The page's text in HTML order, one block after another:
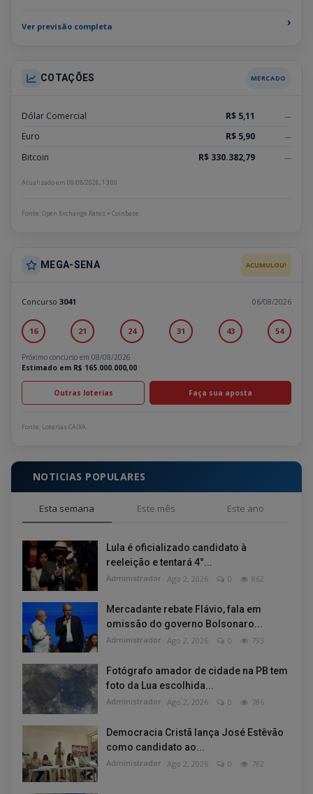
Ver previsão completa ›
COTAÇÕES MERCADO
Dólar Comercial R$ 5,11 —
Euro R$ 5,90 —
Bitcoin R$ 330.382,79 —
Atualizado em 09/08/2026, 13:00
Fonte: Open Exchange Rates + Coinbase
MEGA-SENA ACUMULOU!
Concurso 3041 06/08/2026
16 21 24 31 43 54
Próximo concurso em 08/08/2026
Estimado em R$ 165.000.000,00
Outras loterias Faça sua aposta
Fonte: Loterias CAIXA
NOTICIAS POPULARES
Esta semana Este mês Este ano
Lula é oficializado candidato à
reeleição e tentará 4°...
Administrador Ago 2, 2026 0 862
Mercadante rebate Flávio, fala em
omissão do governo Bolsonaro...
Administrador Ago 2, 2026 0 793
Fotógrafo amador de cidade na PB tem
foto da Lua escolhida...
Administrador Ago 2, 2026 0 786
Democracia Cristã lança José Estêvão
como candidato ao...
Administrador Ago 2, 2026 0 782